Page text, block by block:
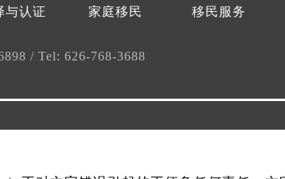
移民服务
家庭移民
与认证
/ Tel: 626-768-3688